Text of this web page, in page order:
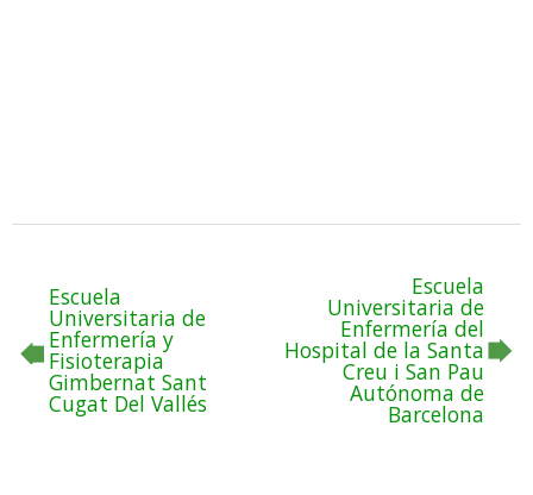
Escuela
Universitaria de
Enfermería y
Fisioterapia
Gimbernat Sant
Cugat Del Vallés
Escuela
Universitaria de
Enfermería del
Hospital de la Santa
Creu i San Pau
Autónoma de
Barcelona